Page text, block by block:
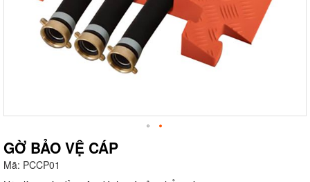
GỜ BẢO VỆ CÁP
Mã: PCCP01